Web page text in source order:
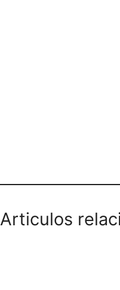
Articulos